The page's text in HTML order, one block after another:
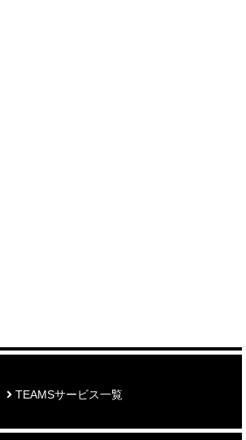
TEAMSサービス一覧